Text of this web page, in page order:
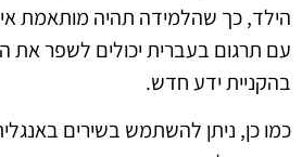
הילד, כך שהלמידה תהיה מותאמת
עם תרגום בעברית יכולים לשפר את
בהקניית ידע חדש.
כמו כן, ניתן להשתמש בשירים